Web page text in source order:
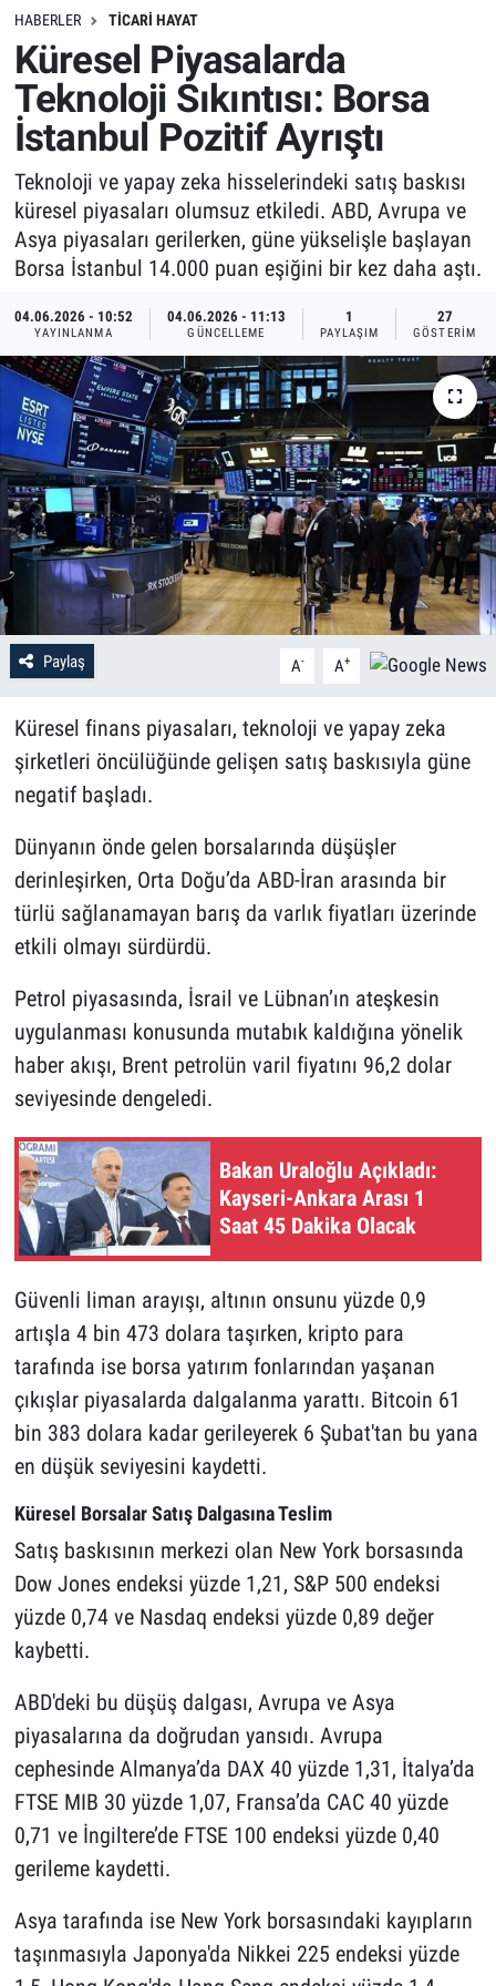
HABERLER TICARI HAYAT
Küresel Piyasalarda
Teknoloji Sıkıntısı: Borsa
İstanbul Pozitif Ayrıştı
Teknoloji ve yapay zeka hisselerindeki satış baskısı
küresel piyasaları olumsuz etkiledi. ABD, Avrupa ve
Asya piyasaları gerilerken, güne yükselişle başlayan
Borsa İstanbul 14.000 puan eşiğini bir kez daha aştı.
04.06.2026 - 10:52
YAYINLANMA
04.06.2026 - 11:13
GÜNCELLEME
1
PAYLAŞIM
27
GÖSTERIM
Paylaş A- A+
Küresel finans piyasaları, teknoloji ve yapay zeka
şirketleri öncülüğünde gelişen satış baskısıyla güne
negatif başladı.
Dünyanın önde gelen borsalarında düşüşler
derinleşirken, Orta Doğu’da ABD-İran arasında bir
türlü sağlanamayan barış da varlık fiyatları üzerinde
etkili olmayı sürdürdü.
Petrol piyasasında, İsrail ve Lübnan’ın ateşkesin
uygulanması konusunda mutabık kaldığına yönelik
haber akışı, Brent petrolün varil fiyatını 96,2 dolar
seviyesinde dengeledi.
Bakan Uraloğlu Açıkladı:
Kayseri-Ankara Arası 1
Saat 45 Dakika Olacak
Güvenli liman arayışı, altının onsunu yüzde 0,9
artışla 4 bin 473 dolara taşırken, kripto para
tarafında ise borsa yatırım fonlarından yaşanan
çıkışlar piyasalarda dalgalanma yarattı. Bitcoin 61
bin 383 dolara kadar gerileyerek 6 Şubat'tan bu yana
en düşük seviyesini kaydetti.
Küresel Borsalar Satış Dalgasına Teslim
Satış baskısının merkezi olan New York borsasında
Dow Jones endeksi yüzde 1,21, S&P 500 endeksi
yüzde 0,74 ve Nasdaq endeksi yüzde 0,89 değer
kaybetti.
ABD'deki bu düşüş dalgası, Avrupa ve Asya
piyasalarına da doğrudan yansıdı. Avrupa
cephesinde Almanya’da DAX 40 yüzde 1,31, İtalya’da
FTSE MIB 30 yüzde 1,07, Fransa’da CAC 40 yüzde
0,71 ve İngiltere’de FTSE 100 endeksi yüzde 0,40
gerileme kaydetti.
Asya tarafında ise New York borsasındaki kayıpların
taşınmasıyla Japonya'da Nikkei 225 endeksi yüzde